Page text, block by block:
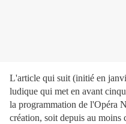
L'article qui suit (initié en
ludique qui met en avant
la programmation de l'Opéra
création, soit depuis au moins